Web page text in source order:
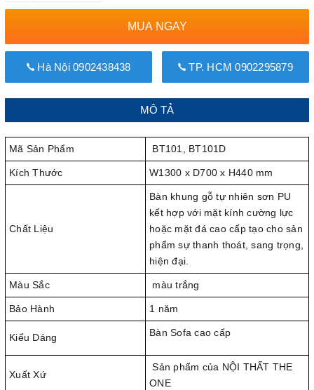
MUA NGAY
Hà Nội 0902438438 TP. HCM 0902295879
MÔ TẢ
Mã Sản Phẩm BT101, BT101D
Kích Thước W1300 x D700 x H440 mm
Chất Liệu
Bàn khung gỗ tự nhiên sơn PU
kết hợp với mặt kính cường lực
hoặc mặt đá cao cấp tạo cho sản
phẩm sự thanh thoát, sang trọng,
hiện đại.
Màu Sắc màu trắng
Bảo Hành 1 năm
Kiểu Dáng Bàn Sofa cao cấp
Xuất Xứ
Sản phẩm của NỘI THẤT THE
ONE